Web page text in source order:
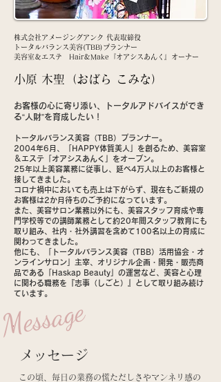
株式会社アメージングアンク 代表取締役
トータルバランス美容(TBB)プランナー
美容室＆エステ Hair&Make『オアシスあんく』オーナー
小原 木聖（おばら こみな）
お客様の心に寄り添い、トータルアドバイスができ
る“人財”を育成したい！
トータルバランス美容（TBB）プランナー。
2004年6月、「HAPPY体質美人」を創るため、美容室
＆エステ「オアシスあんく」をオープン。
25年以上美容業務に従事し、延べ4万人以上のお客様と
接してきました。
コロナ禍中においても売上は下がらず、現在もご新規の
お客様は2か月待ちのご予約になっています。
また、美容サロン業務以外にも、美容スタッフ育成や専
門学校等での講師業務として約20年間スタッフ教育にも
取り組み、社内・社外講習を含めて100名以上の育成に
関わってきました。
他にも、「トータルバランス美容（TBB）活用協会・オ
ンラインサロン」主宰、オリジナル企画・開発・販売商
品である「Haskap Beauty」の運営など、美容と心理
に関わる職務を『志事（しごと）』として取り組み続け
ています。
メッセージ
この頃、毎日の業務の慌ただしさやマンネリ感の